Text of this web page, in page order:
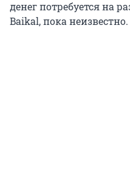
денег потребуется на
Baikal, пока неизвестно.